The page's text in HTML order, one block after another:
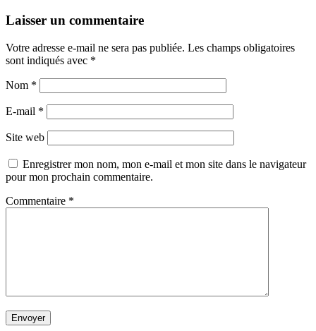
Laisser un commentaire
Votre adresse e-mail ne sera pas publiée. Les champs obligatoires
sont indiqués avec *
Nom *
E-mail *
Site web
Enregistrer mon nom, mon e-mail et mon site dans le navigateur
pour mon prochain commentaire.
Commentaire *